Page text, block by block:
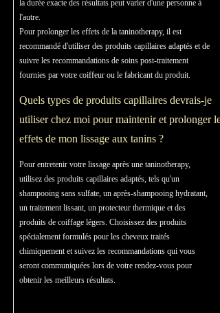
la durée exacte des résultats peut varier d'une personne à
l'autre.
Pour prolonger les effets de la taninotherapy, il est
recommandé d'utiliser des produits capillaires adaptés et de
suivre les recommandations de soins post-traitement
fournies par votre coiffeur ou le fabricant du produit.
Quels types de produits capillaires devrais-je
utiliser chez moi pour maintenir et prolonger les
effets de mon lissage aux tanins ?
Pour entretenir votre lissage après une taninotherapy,
utilisez des produits capillaires adaptés, tels qu'un
shampooing sans sulfate, un après-shampooing hydratant,
un traitement lissant, un protecteur thermique et des
produits de coiffage légers. Choisissez des produits
spécialement formulés pour les cheveux traités
chimiquement et suivez les recommandations qui vous
seront communiquées lors de votre rendez-vous pour
obtenir les meilleurs résultats.